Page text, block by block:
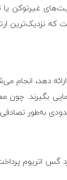
غیرتوکن
نزدیک‌ترین
دهد، انجام
بگیرند. چون
به‌طور
گس اتریوم